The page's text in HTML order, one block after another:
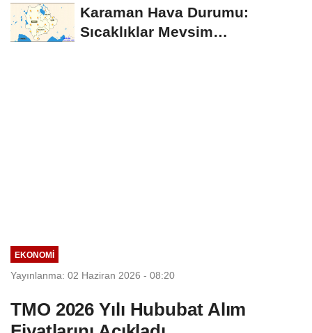
Karaman Hava Durumu:
Sıcaklıklar Mevsim
EKONOMI
Yayınlanma: 02 Haziran 2026 - 08:20
TMO 2026 Yılı Hububat Alım